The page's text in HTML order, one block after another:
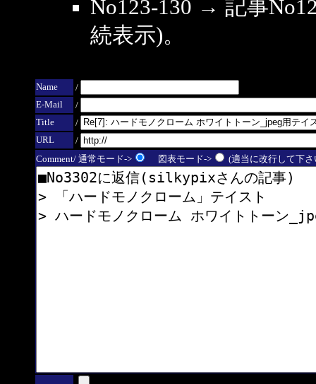
No123-130 → 記事
続表示)。
Name
/
E-Mail
/
Title
/
URL
/
Comment/ 通常モード->
図表モード-> (適当に改行して下